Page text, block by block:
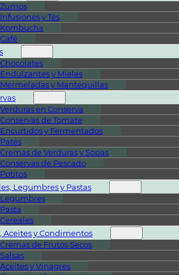
Zumos
Infusiones y Tés
Kombucha
Café
Chocolates
Endulzantes y Mieles
Mermeladas y Mantequillas
Verduras en Conserva
Conservas de Tomate
Encurtidos y Fermentados
Patés
Cremas de Verduras y Sopas
Conservas de Pescado
Potitos
Legumbres y Pastas
Legumbres
Pasta
Cereales
Aceites y Condimentos
Cremas de Frutos Secos
Salsas
Aceites y Vinagres